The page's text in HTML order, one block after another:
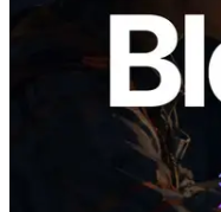
Đọc bài viết này